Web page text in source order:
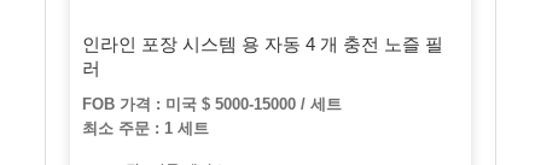
인라인 포장 시스템 용 자동 4 개 충전 노즐 필
러
FOB 가격 : 미국 $ 5000-15000 / 세트
최소 주문 : 1 세트